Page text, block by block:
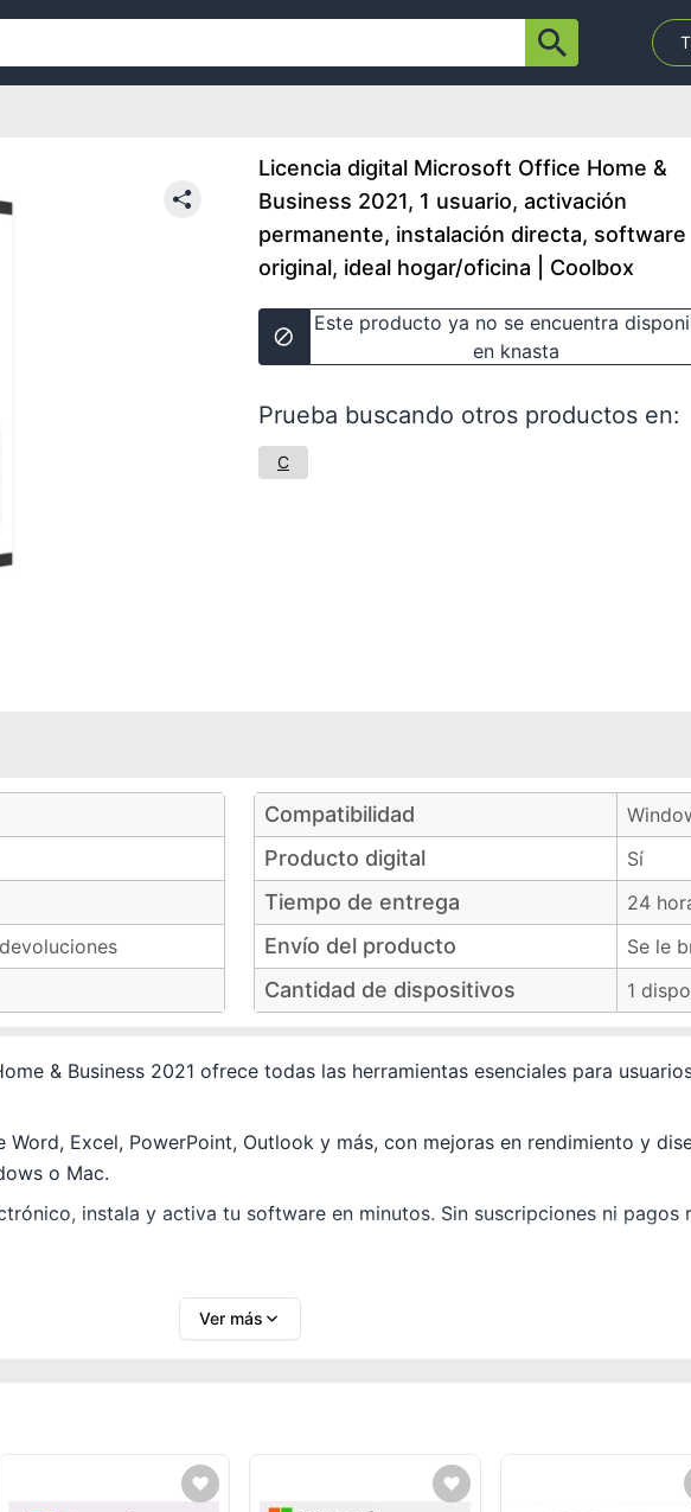
Licencia digital Microsoft Office Home &
Business 2021, 1 usuario, activación
permanente, instalación directa, software
original, ideal hogar/oficina | Coolbox
Este producto ya no se encuentra
en knasta
Prueba buscando otros productos en:
C
Compatibilidad
Producto digital Sí
Tiempo de entrega 24
Envío del producto Se le
Cantidad de dispositivos 1
& Business 2021 ofrece todas las herramientas esenciales para
Excel, PowerPoint, Outlook y más, con mejoras en rendimiento y
o Mac.
instala y activa tu software en minutos. Sin suscripciones ni pagos
Ver más